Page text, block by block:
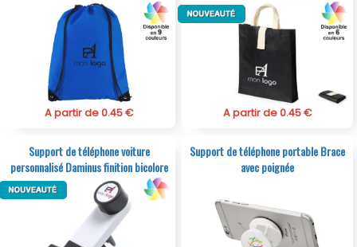
A partir de 0.45 € A partir de 0.45 €
Support de téléphone voiture
personnalisé Daminus finition bicolore
Support de téléphone portable Brace
avec poignée